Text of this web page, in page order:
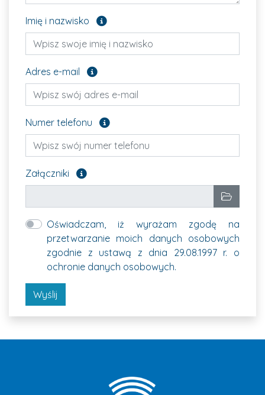
Imię i nazwisko Pole opcjonalne
Adres e-mail Pole opcjonalne
Numer telefonu Pole opcjonalne
Załączniki Załącz pliki, które chcesz wysłać. Pole
Wybierz
Oświadczam, iż wyrażam zgodę na
przetwarzanie moich danych osobowych
zgodnie z ustawą z dnia 29.08.1997 r. o
ochronie danych osobowych.
Wyślij